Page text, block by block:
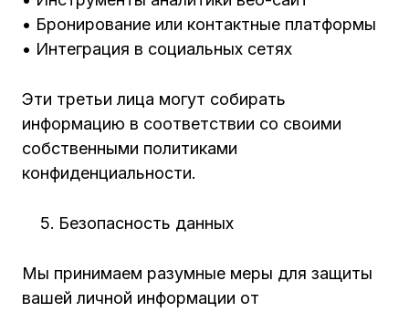
• Бронирование или контактные платформы
• Интеграция в социальных сетях
Эти третьи лица могут собирать
информацию в соответствии со своими
собственными политиками
конфиденциальности.
Безопасность данных
Мы принимаем разумные меры для защиты
вашей личной информации от